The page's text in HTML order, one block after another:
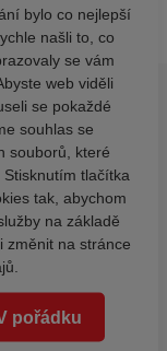
bylo co nejlepší
našli to, co
se vám
web viděli
se pokaždé
souhlas se
souborů, které
tlačítka
tak, abychom
na základě
změnit na stránce
pořádku